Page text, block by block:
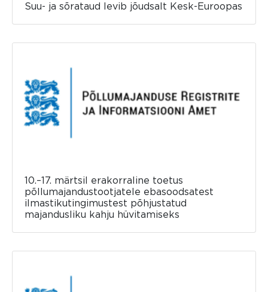
Suu- ja sõrataud levib jõudsalt Kesk-Euroopas
10.–17. märtsil erakorraline toetus
põllumajandustootjatele ebasoodsatest
ilmastikutingimustest põhjustatud
majandusliku kahju hüvitamiseks